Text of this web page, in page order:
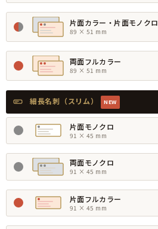
片面カラー・片面モノクロ
89 × 51 mm
両面フルカラー
89 × 51 mm
細長名刺（スリム） NEW
片面モノクロ
91 × 45 mm
両面モノクロ
91 × 45 mm
片面フルカラー
91 × 45 mm